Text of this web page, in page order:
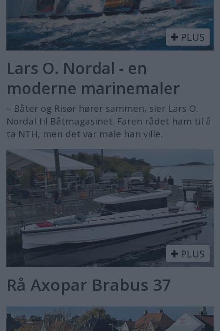
PLUS
Lars O. Nordal - en
moderne marinemaler
– Båter og Risør hører sammen, sier Lars O.
Nordal til Båtmagasinet. Faren rådet ham til å
ta NTH, men det var male han ville.
PLUS
Rå Axopar Brabus 37